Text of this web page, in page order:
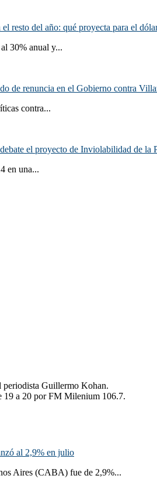
resto del año: qué proyecta para el
30% anual y...
de renuncia en el Gobierno contra
contra...
el proyecto de Inviolabilidad de la
en una...
Guillermo Kohan.
19 a 20 por FM Milenium 106.7.
al 2,9% en julio
Aires (CABA) fue de 2,9%...